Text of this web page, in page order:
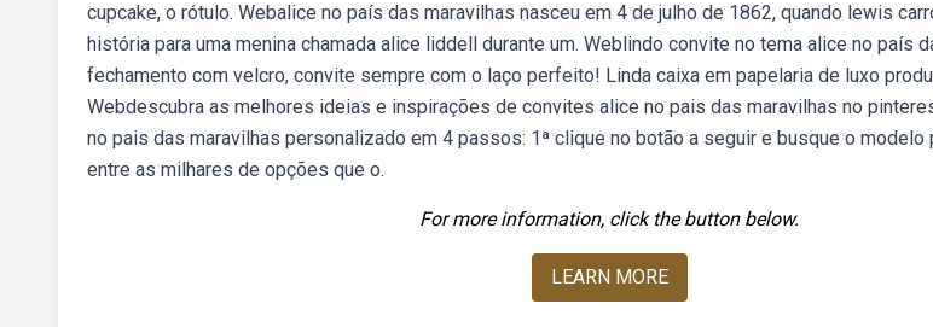
cupcake, o rótulo. Webalice no país das maravilhas nasceu em 4 de julho de 1862, quando lewis
história para uma menina chamada alice liddell durante um. Weblindo convite no tema alice no país
fechamento com velcro, convite sempre com o laço perfeito! Linda caixa em papelaria de luxo
Webdescubra as melhores ideias e inspirações de convites alice no pais das maravilhas no
no pais das maravilhas personalizado em 4 passos: 1ª clique no botão a seguir e busque o
entre as milhares de opções que o.
For more information, click the button below.
LEARN MORE